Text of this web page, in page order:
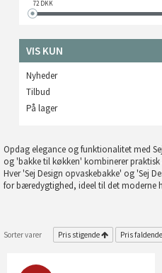
72DKK
VIS KUN
Nyheder
Tilbud
På lager
Opdag elegance og funktionalitet med
og 'bakke til køkken' kombinerer
Hver 'Sej Design opvaskebakke' og 'Sej
for bæredygtighed, ideel til det moderne
Sorter varer Pris stigende Pris faldende